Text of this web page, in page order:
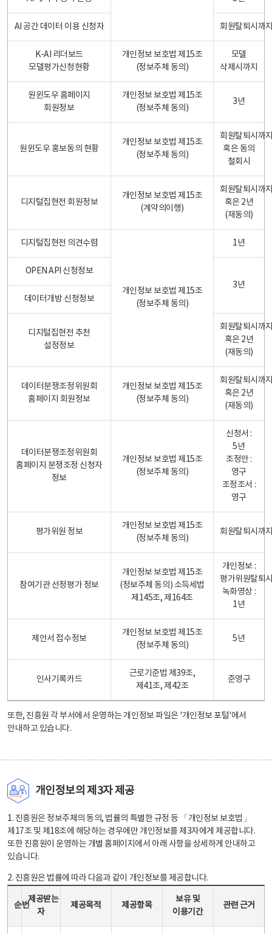
AI 공간 데이터 이용 신청자 회원탈퇴시까
K-AI 리더보드
모델평가신청현황
개인정보 보호법 제15조
(정보주체 동의)
모델
삭제시까지
원윈도우 홈페이지
회원정보
개인정보 보호법 제15조
(정보주체 동의)
3년
원윈도우 홍보동의 현황
개인정보 보호법 제15조
(정보주체 동의)
회원탈퇴시까
혹은 동의
철회시
디지털집현전 회원정보
개인정보 보호법 제15조
(계약의이행)
회원탈퇴시까
혹은 2년
(재동의)
디지털집현전 의견수렴
개인정보 보호법 제15조
(정보주체 동의)
1년
OPEN API 신청정보
3년
데이터개방 신청정보
디지털집현전 추천
설정정보
회원탈퇴시까
혹은 2년
(재동의)
데이터분쟁조정위원회
홈페이지 회원정보
개인정보 보호법 제15조
(정보주체 동의)
회원탈퇴시까
혹은 2년
(재동의)
데이터분쟁조정위원회
홈페이지 분쟁조정 신청자
정보
개인정보 보호법 제15조
(정보주체 동의)
신청서 :
5년
조정안 :
영구
조정조서 :
영구
평가위원 정보
개인정보 보호법 제15조
(정보주체 동의)
회원탈퇴시까
참여기관 선정평가 정보
개인정보 보호법 제15조
(정보주체 동의) 소득세법
제145조, 제164조
개인정보 :
평가위원탈퇴
녹화영상 :
1년
제안서 접수정보
개인정보 보호법 제15조
(정보주체 동의)
5년
인사기록카드
근로기준법 제39조,
제41조, 제42조
준영구
또한, 진흥원 각 부서에서 운영하는 개인정보 파일은 '개인정보 포털'에서
안내하고 있습니다.
개인정보의 제3자 제공
1. 진흥원은 정보주체의 동의, 법률의 특별한 규정 등 「개인정보 보호법」
제17조 및 제18조에 해당하는 경우에만 개인정보를 제3자에게 제공합니다.
또한 진흥원이 운영하는 개별 홈페이지에서 아래 사항을 상세하게 안내하고
있습니다.
2. 진흥원은 법률에 따라 다음과 같이 개인정보를 제공합니다.
순번
제공받는
자
제공목적 제공항목
보유 및
이용기간
관련 근거